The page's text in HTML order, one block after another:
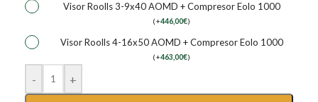
Visor Roolls 3-9x40 AOMD + Compresor Eolo 1000
(+446,00€)
Visor Roolls 4-16x50 AOMD + Compresor Eolo 1000
(+463,00€)
- +